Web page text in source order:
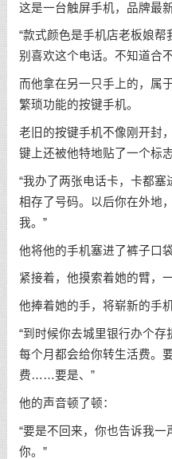
这是一台触屏手机，品牌最
“款式颜色是手机店老板娘
别喜欢这个电话。不知道合
而他拿在另一只手上的，属
繁琐功能的按键手机。
老旧的按键手机不像刚开封
键上还被他特地贴了一个标
“我办了两张电话卡，卡都
相存了号码。以后你在外地
我。”
他将他的手机塞进了裤子口袋
紧接着，他摸索着她的臂，
他捧着她的手，将崭新的手
“到时候你去城里银行办个
每个月都会给你转生活费。
费……要是、”
他的声音顿了顿：
“要是不回来，你也告诉我
你。”